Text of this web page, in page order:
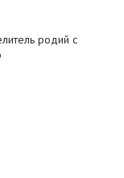
родий с